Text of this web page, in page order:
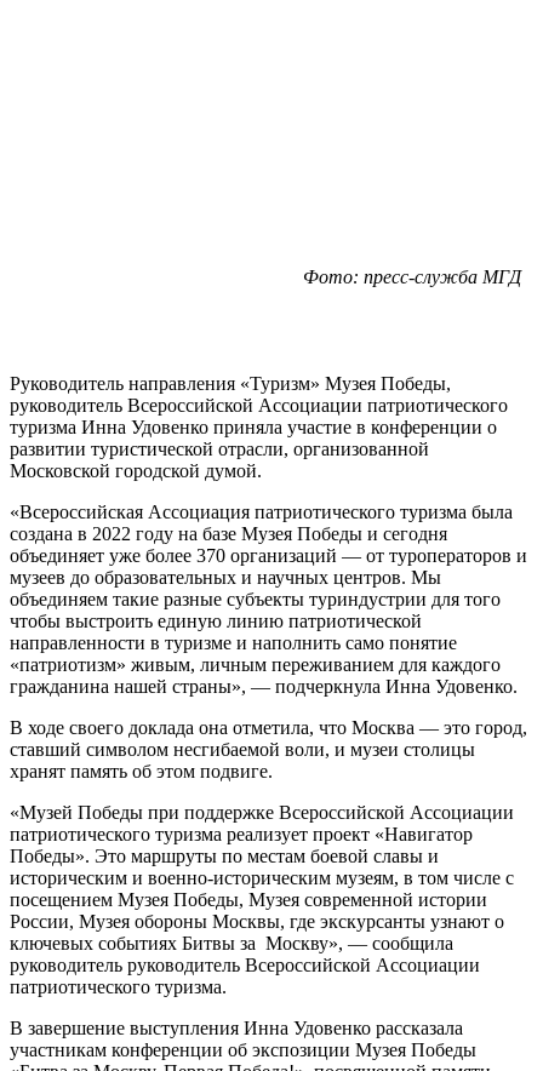
Фото: пресс-служба МГД
Руководитель направления «Туризм» Музея Победы,
руководитель Всероссийской Ассоциации патриотического
туризма Инна Удовенко приняла участие в конференции о
развитии туристической отрасли, организованной
Московской городской думой.
«Всероссийская Ассоциация патриотического туризма была
создана в 2022 году на базе Музея Победы и сегодня
объединяет уже более 370 организаций — от туроператоров и
музеев до образовательных и научных центров. Мы
объединяем такие разные субъекты туриндустрии для того
чтобы выстроить единую линию патриотической
направленности в туризме и наполнить само понятие
«патриотизм» живым, личным переживанием для каждого
гражданина нашей страны», — подчеркнула Инна Удовенко.
В ходе своего доклада она отметила, что Москва — это город,
ставший символом несгибаемой воли, и музеи столицы
хранят память об этом подвиге.
«Музей Победы при поддержке Всероссийской Ассоциации
патриотического туризма реализует проект «Навигатор
Победы». Это маршруты по местам боевой славы и
историческим и военно-историческим музеям, в том числе с
посещением Музея Победы, Музея современной истории
России, Музея обороны Москвы, где экскурсанты узнают о
ключевых событиях Битвы за Москву», — сообщила
руководитель руководитель Всероссийской Ассоциации
патриотического туризма.
В завершение выступления Инна Удовенко рассказала
участникам конференции об экспозиции Музея Победы